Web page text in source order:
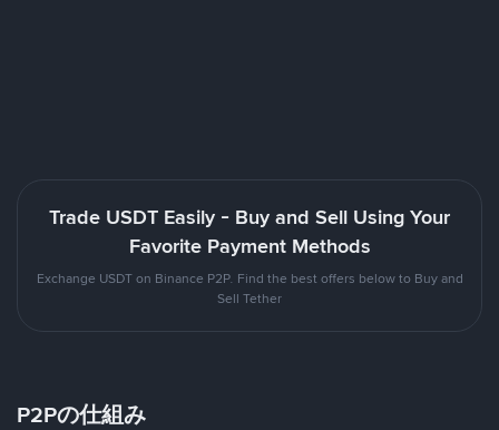
Trade USDT Easily - Buy and Sell Using Your
Favorite Payment Methods
Exchange USDT on Binance P2P. Find the best offers below to Buy and
Sell Tether
P2Pの仕組み